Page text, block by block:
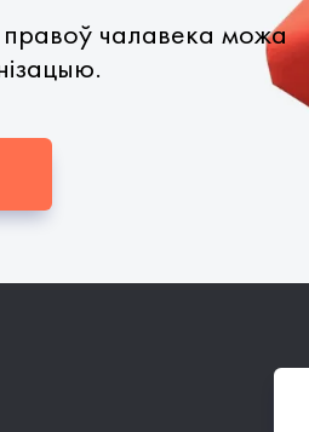
чалавека можа